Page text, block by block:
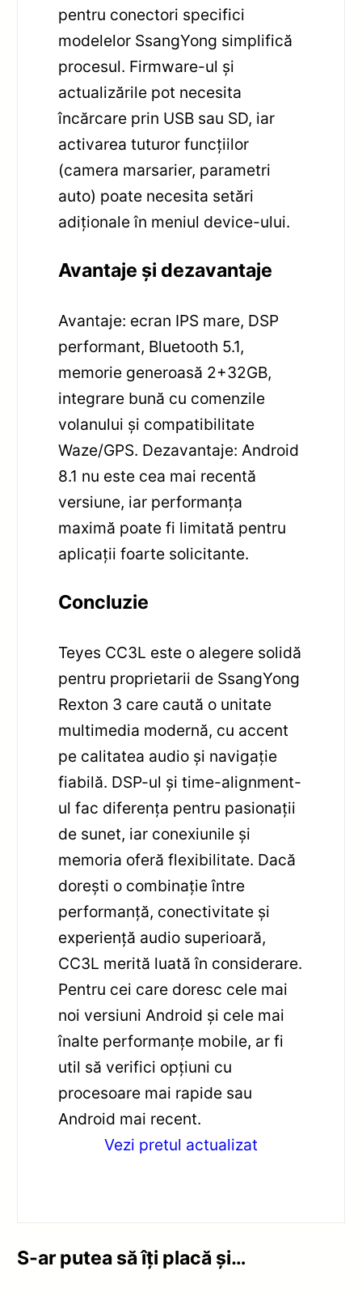
pentru conectori specifici
modelelor SsangYong simplifică
procesul. Firmware-ul și
actualizările pot necesita
încărcare prin USB sau SD, iar
activarea tuturor funcțiilor
(camera marsarier, parametri
auto) poate necesita setări
adiționale în meniul device-ului.
Avantaje și dezavantaje
Avantaje: ecran IPS mare, DSP
performant, Bluetooth 5.1,
memorie generoasă 2+32GB,
integrare bună cu comenzile
volanului și compatibilitate
Waze/GPS. Dezavantaje: Android
8.1 nu este cea mai recentă
versiune, iar performanța
maximă poate fi limitată pentru
aplicații foarte solicitante.
Concluzie
Teyes CC3L este o alegere solidă
pentru proprietarii de SsangYong
Rexton 3 care caută o unitate
multimedia modernă, cu accent
pe calitatea audio și navigație
fiabilă. DSP-ul și time-alignment-
ul fac diferența pentru pasionații
de sunet, iar conexiunile și
memoria oferă flexibilitate. Dacă
dorești o combinație între
performanță, conectivitate și
experiență audio superioară,
CC3L merită luată în considerare.
Pentru cei care doresc cele mai
noi versiuni Android și cele mai
înalte performanțe mobile, ar fi
util să verifici opțiuni cu
procesoare mai rapide sau
Android mai recent.
Vezi pretul actualizat
S-ar putea să îți placă și…